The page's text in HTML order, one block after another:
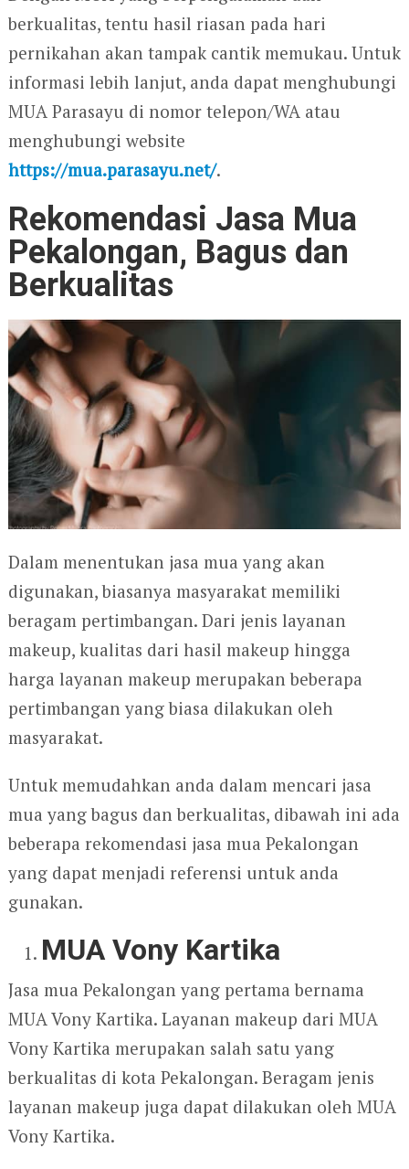
berkualitas, tentu hasil riasan pada hari
pernikahan akan tampak cantik memukau. Untuk
informasi lebih lanjut, anda dapat menghubungi
MUA Parasayu di nomor telepon/WA atau
menghubungi website
https://mua.parasayu.net/.
Rekomendasi Jasa Mua
Pekalongan, Bagus dan
Berkualitas
Dalam menentukan jasa mua yang akan
digunakan, biasanya masyarakat memiliki
beragam pertimbangan. Dari jenis layanan
makeup, kualitas dari hasil makeup hingga
harga layanan makeup merupakan beberapa
pertimbangan yang biasa dilakukan oleh
masyarakat.
Untuk memudahkan anda dalam mencari jasa
mua yang bagus dan berkualitas, dibawah ini ada
beberapa rekomendasi jasa mua Pekalongan
yang dapat menjadi referensi untuk anda
gunakan.
MUA Vony Kartika
Jasa mua Pekalongan yang pertama bernama
MUA Vony Kartika. Layanan makeup dari MUA
Vony Kartika merupakan salah satu yang
berkualitas di kota Pekalongan. Beragam jenis
layanan makeup juga dapat dilakukan oleh MUA
Vony Kartika.